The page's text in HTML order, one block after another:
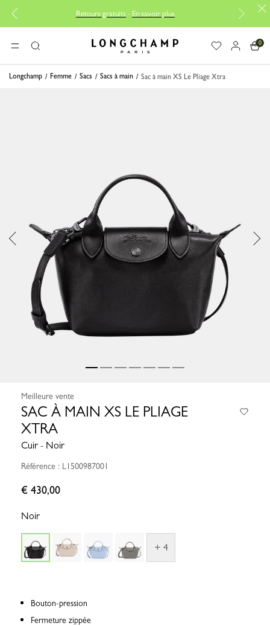
Retours gratuits-En savoir plus
MENURechercher Longchamp - Accueil
0
Longchamp Femme Sacs Sacs à main Sac à main XS Le Pliage Xtra
Meilleure vente
SAC À MAIN XS LE PLIAGE
XTRA
Cuir - Noir
Référence : L1500987001
€ 430,00
Noir
+ 4
Bouton-pression
Fermeture zippée